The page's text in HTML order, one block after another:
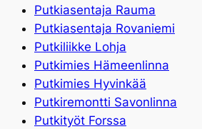
Putkiasentaja Rauma
Putkiasentaja Rovaniemi
Putkiliikke Lohja
Putkimies Hämeenlinna
Putkimies Hyvinkää
Putkiremontti Savonlinna
Putkityöt Forssa